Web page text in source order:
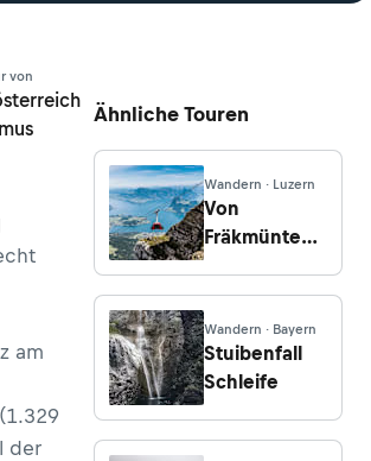
von
am
der
Ähnliche Touren
Wandern · Luzern
Von
Fräkmüntegg
Gschwänd,
Nauen,
Klimsen und
Pilatus Kulm
Wandern · Bayern
Stuibenfall
Schleife